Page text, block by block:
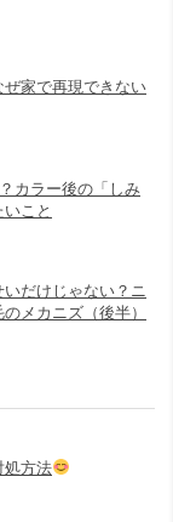
ぜ家で再現できない
カラー後の「しみ
こと
だけじゃない？ニ
メカニズ（後半）
処方法